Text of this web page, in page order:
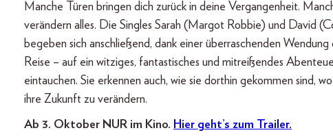
Manche Türen bringen dich zurück in deine Vergangenheit.
verändern alles. Die Singles Sarah (Margot Robbie) und David
begeben sich anschließend, dank einer überraschenden
Reise – auf ein witziges, fantastisches und mitreißendes
eintauchen. Sie erkennen auch, wie sie dorthin gekommen sind,
ihre Zukunft zu verändern.
Ab 3. Oktober NUR im Kino. Hier geht’s zum Trailer.